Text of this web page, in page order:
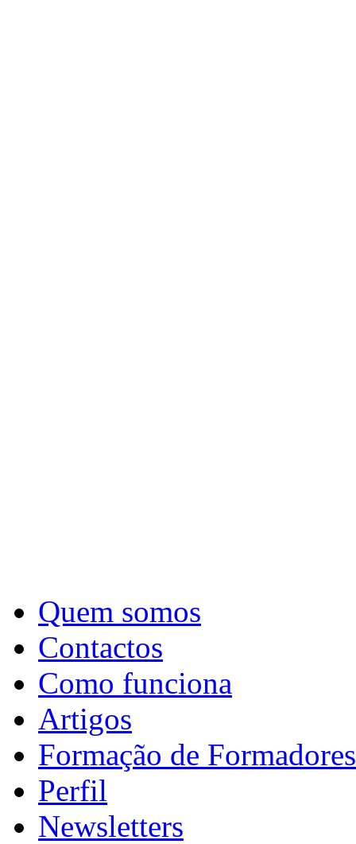
Quem somos
Contactos
Como funciona
Artigos
Formação de Formadores
Perfil
Newsletters